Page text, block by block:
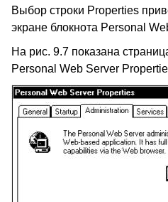
Выбор строки Properties
экране блокнота Personal
На рис. 9.7 показана
Personal Web Server